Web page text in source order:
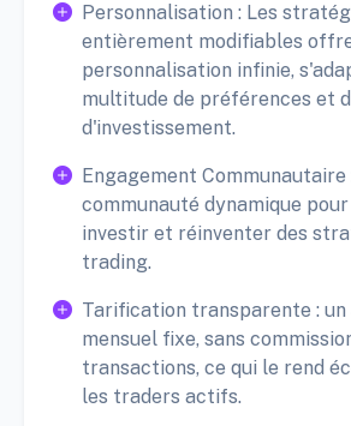
Personnalisation : Les
entièrement modifiables
personnalisation infinie,
multitude de préférences et
d'investissement.
Engagement Communautaire
communauté dynamique
investir et réinventer des
trading.
Tarification transparente : un
mensuel fixe, sans
transactions, ce qui le rend
les traders actifs.